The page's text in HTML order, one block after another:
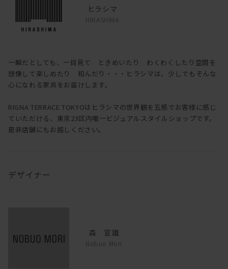
ヒラシマ
HIRASHIMA
一瞬だとしても、一目見て ときめいたり わくわくしたり空間を
想像して楽しめたり 和んだり・・・ヒラシマは、少しでもそんな
心になれる家具をお届けします。
RIGNA TERRACE TOKYOはヒラシマの世界観を五感でお客様に感じ
ていただける、東京23区内唯一ビジュアルスタイルショップです。
是非店舗にもお越しください。
デザイナー
森 宣雄
Nobuo Mori